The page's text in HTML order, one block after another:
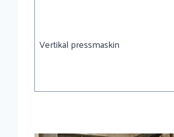
Vertikal pressmaskin